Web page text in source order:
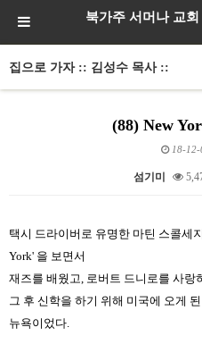
북가주 서머나 교
집으로 가자 :: 김성수 목사 ::
(88) New
18-12-
섬기미
택시 드라이버로 유명한 마틴 스콜세
York' 을 보면서
재즈를 배웠고, 로버트 드니로를 사랑
그 후 신학을 하기 위해 미국에 오게
뉴욕이었다.